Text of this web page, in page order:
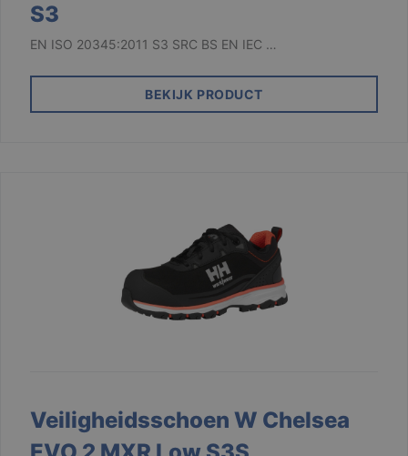
S3
EN ISO 20345:2011 S3 SRC BS EN IEC …
BEKIJK PRODUCT
Veiligheidsschoen W Chelsea